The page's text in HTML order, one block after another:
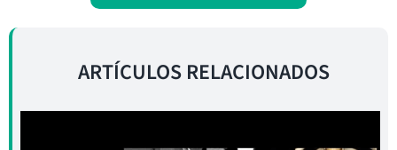
ARTÍCULOS RELACIONADOS